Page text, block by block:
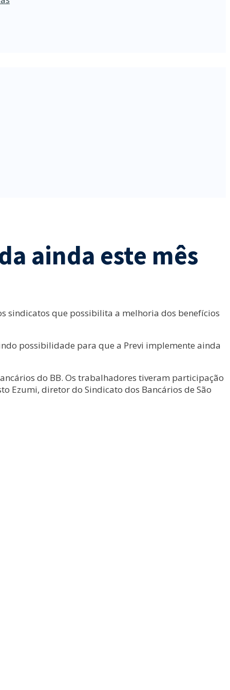
ainda este mês
sindicatos que possibilita a melhoria dos benefícios
possibilidade para que a Previ implemente ainda
do BB. Os trabalhadores tiveram participação
Ezumi, diretor do Sindicato dos Bancários de São